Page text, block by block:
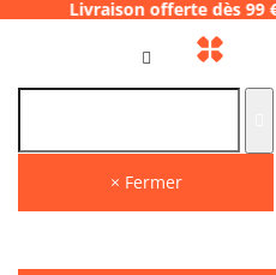
offerte dès 99 €
× Fermer